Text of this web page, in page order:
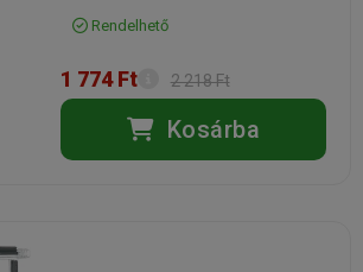
Rendelhető
1 774 Ft 2 218 Ft
Kosárba